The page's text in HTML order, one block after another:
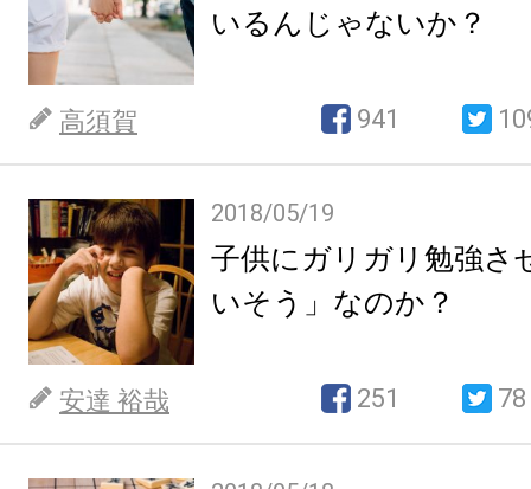
いるんじゃないか？
高須賀 941
2018/05/19
子供にガリガリ勉強さ
いそう」なのか？
安達 裕哉 251 78